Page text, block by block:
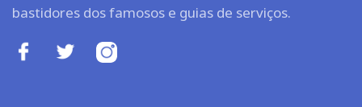
bastidores dos famosos e guias de serviços.